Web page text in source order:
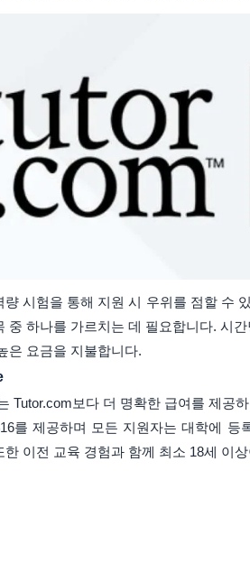
량 시험을 통해 지원 시 우위를 점할 수
중 하나를 가르치는 데 필요합니다. 시
은 요금을 지불합니다.
Tutor.com보다 더 명확한 급여를 제공
를 제공하며 모든 지원자는 대학에 등
한 이전 교육 경험과 함께 최소 18세 이